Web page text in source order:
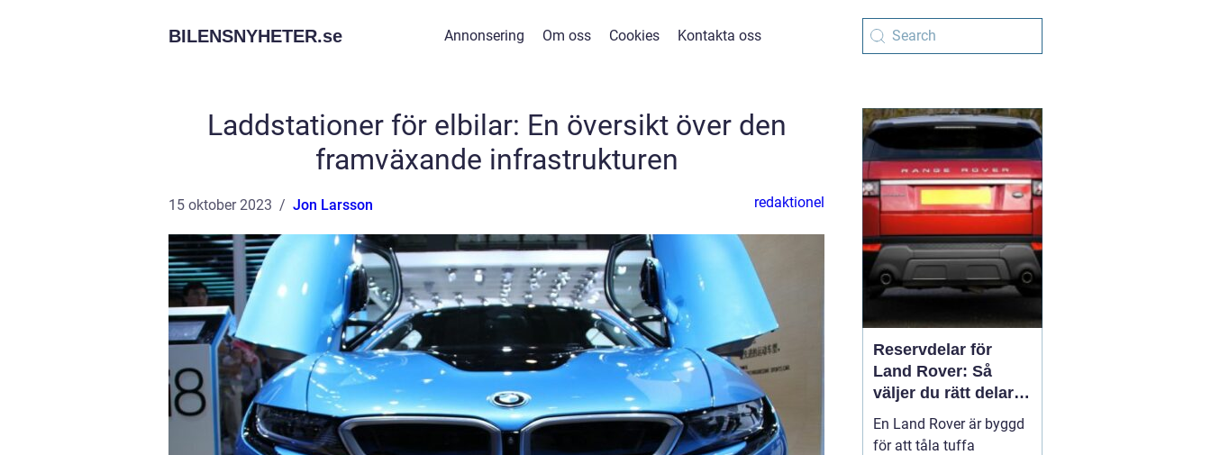
BILENSNYHETER.se Annonsering Om oss Cookies Kontakta oss
Laddstationer för elbilar: En översikt över den
framväxande infrastrukturen
15 oktober 2023 Jon Larsson redaktionel
Reservdelar för
Land Rover: Så
väljer du rätt delar
för lång livslängd
och trygg körning
En Land Rover är byggd
för att tåla tuffa